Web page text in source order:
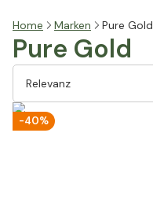
Home Marken Pure Gold
Pure Gold
-40%